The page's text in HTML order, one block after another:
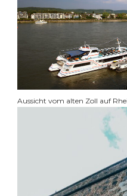
Aussicht vom alten Zoll auf